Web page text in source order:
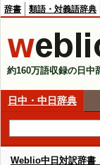
辞書 類語・対義語辞典
約160万語収録の日中
日中・中日辞典
Weblio中日対訳辞書